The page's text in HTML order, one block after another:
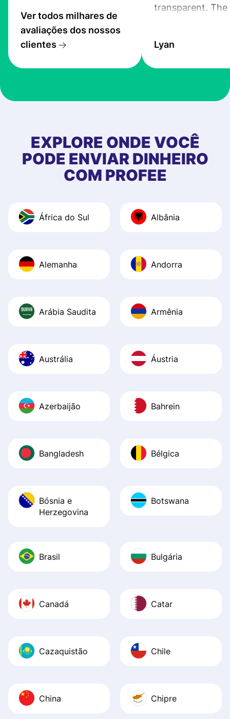
Ver todos milhares de
avaliações dos nossos
clientes
transparent. The
the exchange
at Profee is very
first started
app, and they
quick to provide
and helpful
Recommend it!
Lyan
EXPLORE ONDE VOCÊ
PODE ENVIAR DINHEIRO
COM PROFEE
África do Sul Albânia
Alemanha Andorra
Arábia Saudita Armênia
Austrália Áustria
Azerbaijão Bahrein
Bangladesh Bélgica
Bósnia e
Herzegovina
Botswana
Brasil Bulgária
Canadá Catar
Cazaquistão Chile
China Chipre